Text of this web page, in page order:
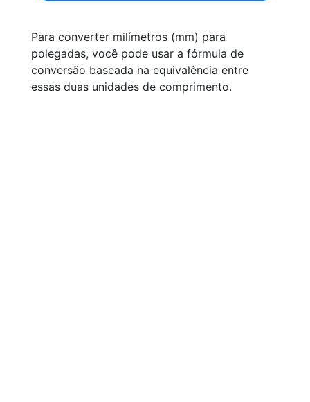
Para converter milímetros (mm) para
polegadas, você pode usar a fórmula de
conversão baseada na equivalência entre
essas duas unidades de comprimento.